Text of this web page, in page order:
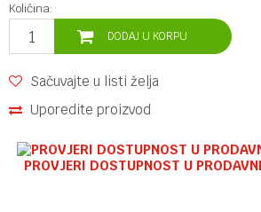
Količina:
DODAJ U KORPU
Sačuvajte u listi želja
Uporedite proizvod
PROVJERI DOSTUPNOST U